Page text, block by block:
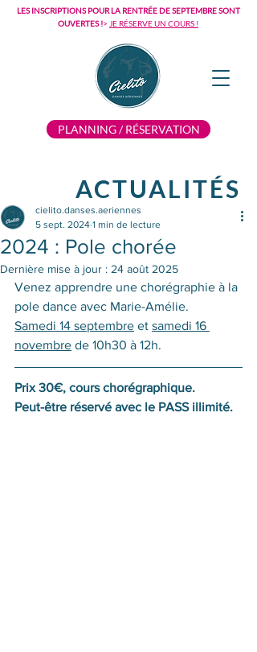
PLANNING / RÉSERVATION
LES INSCRIPTIONS POUR LA RENTRÉE DE SEPTEMBRE SONT
OUVERTES !> JE RÉSERVE UN COURS !
ACTUALITÉS
2024 : Pole chorée
cielito.danses.aeriennes
5 sept. 2024 1 min de lecture
Dernière mise à jour : 24 août 2025
Venez apprendre une chorégraphie à la
pole dance avec Marie-Amélie.
Samedi 14 septembre et samedi 16
novembre de 10h30 à 12h.
Prix 30€, cours chorégraphique.
Peut-être réservé avec le PASS illimité.